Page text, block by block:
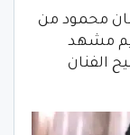
محمود من
مشهد
الفنان